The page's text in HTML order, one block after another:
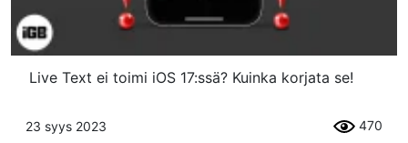
Live Text ei toimi iOS 17:ssä? Kuinka korjata se!
23 syys 2023 470